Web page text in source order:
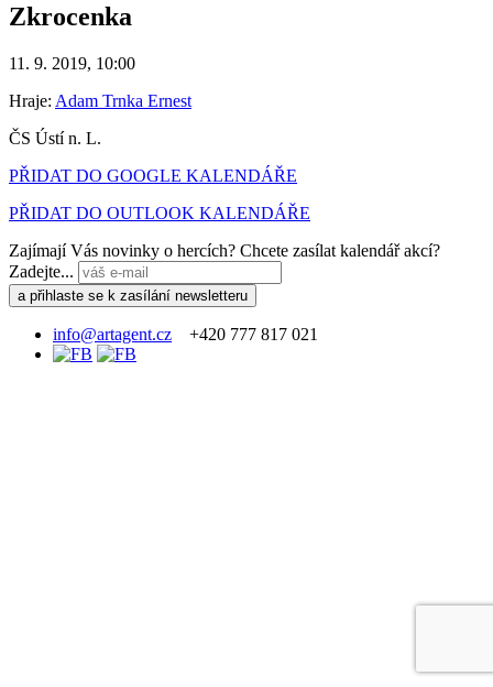
Zkrocenka
11. 9. 2019, 10:00
Hraje: Adam Trnka Ernest
ČS Ústí n. L.
PŘIDAT DO GOOGLE KALENDÁŘE
PŘIDAT DO OUTLOOK KALENDÁŘE
Zajímají Vás novinky o hercích? Chcete zasílat kalendář akcí?
Zadejte...
info@artagent.cz +420 777 817 021